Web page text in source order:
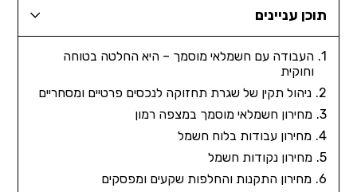
תוכן עניינים
העבודה עם חשמלאי מוסמך – היא החלטה בטוחה
וחוקית
ניהול תקין של שגרת תחזוקה לנכסים פרטיים ומסחריים
מחירון חשמלאי מוסמך במצפה רמון
מחירון עבודות בלוח חשמל
מחירון נקודות חשמל
מחירון התקנות והחלפות שקעים ומפסקים